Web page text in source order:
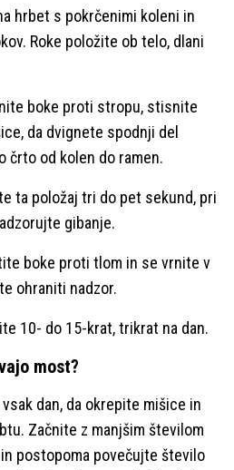
hrbet s pokrčenimi koleni in
Roke položite ob telo, dlani
boke proti stropu, stisnite
da dvignete spodnji del
črto od kolen do ramen.
ta položaj tri do pet sekund, pri
gibanje.
boke proti tlom in se vrnite v
ohraniti nadzor.
10- do 15-krat, trikrat na dan.
most?
dan, da okrepite mišice in
Začnite z manjšim številom
postopoma povečujte število